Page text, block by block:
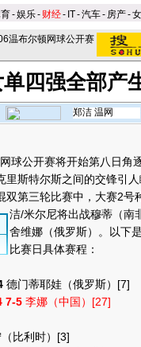
-娱乐- 财经- IT-汽车- 房产-
温布尔顿网球公开赛
四强全部产
公开赛将开始第八日角
斯特尔斯之间的交锋引人
双第三轮比赛中，大赛2号
洁/米尔尼将出战穆蒂（南
舍维娜（俄罗斯）。以下
比赛日具体赛程：
德门蒂耶娃（俄罗斯）[7]
7-5 李娜（中国）[27]
比利时）[3]